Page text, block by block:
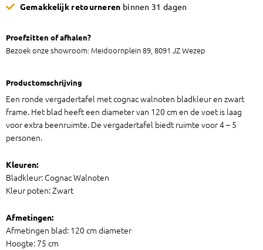
Gemakkelijk retourneren binnen 31 dagen
Proefzitten of afhalen?
Bezoek onze showroom: Meidoornplein 89, 8091 JZ Wezep
Productomschrijving
Een ronde vergadertafel met cognac walnoten bladkleur en zwart
frame. Het blad heeft een diameter van 120 cm en de voet is laag
voor extra beenruimte. De vergadertafel biedt ruimte voor 4 – 5
personen.
Kleuren:
Bladkleur: Cognac Walnoten
Kleur poten: Zwart
Afmetingen:
Afmetingen blad: 120 cm diameter
Hoogte: 75 cm